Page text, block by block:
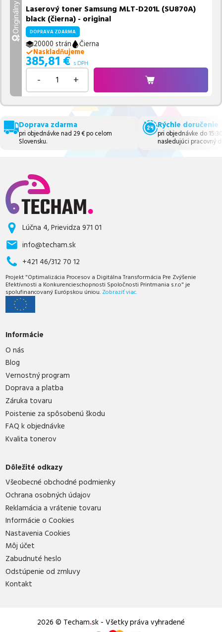
Originálny Laserový toner Samsung MLT-D201L (SU870A)
black (čierna) - original
DOPRAVA ZDARMA
20000 strán
Čierna
Naskladňujeme
385,81 € s DPH
- +
Doprava zdarma
pri objednávke nad 29 € po celom
Slovensku.
Rýchle doručenie
pri objednávke do
nasledujúci pracovný
Lúčna 4, Prievidza 971 01
info@techam.sk
+421 46/312 70 12
Projekt "Optimalizácia Procesov a Digitálna Transformácia Pre Zvýšenie
Efektívnosti a Konkurencieschopnosti Spoločnosti Printmania s.r.o" je
spolufinancovaný Európskou úniou. Zobraziť viac.
Informácie
O nás
Blog
Vernostný program
Doprava a platba
Záruka tovaru
Poistenie za spôsobenú škodu
FAQ k objednávke
Kvalita tonerov
Dôležité odkazy
Všeobecné obchodné podmienky
Ochrana osobných údajov
Reklamácia a vrátenie tovaru
Informácie o Cookies
Nastavenia Cookies
Môj účet
Zabudnuté heslo
Odstúpenie od zmluvy
Kontakt
2026 © Techam.sk - Všetky práva vyhradené